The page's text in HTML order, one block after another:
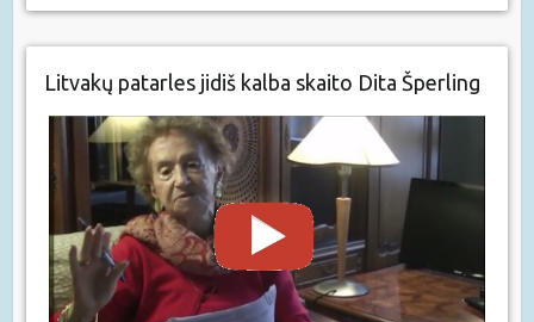
Litvakų patarles jidiš kalba skaito Dita Šperling